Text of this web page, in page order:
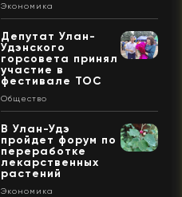
Экономика
Депутат Улан-
Удэнского
горсовета принял
участие в
фестивале ТОС
Общество
В Улан-Удэ
пройдет форум по
переработке
лекарственных
растений
Экономика